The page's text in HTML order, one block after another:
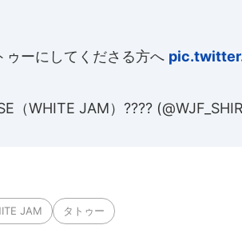
ゥーにしてくださる方へ
（WHITE JAM）????
JAM タトゥー